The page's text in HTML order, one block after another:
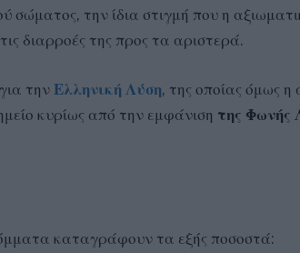
σώματος, την ίδια στιγμή που η
διαρροές της προς τα αριστερά.
την Ελληνική Λύση, της οποίας όμως η
κυρίως από την εμφάνιση της Φωνής
καταγράφουν τα εξής ποσοστά: